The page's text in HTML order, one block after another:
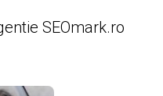
SEOmark.ro